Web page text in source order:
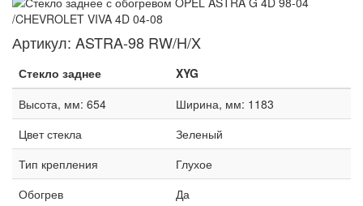
Артикул: ASTRA-98 RW/H/X
Стекло заднее
XYG
Высота, мм: 654
Ширина, мм: 1183
Цвет стекла
Зеленый
Тип крепления
Глухое
Обогрев
Да